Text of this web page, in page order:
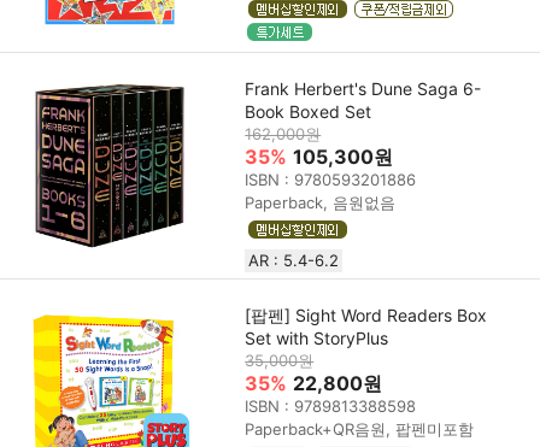
Frank Herbert's Dune Saga 6-
Book Boxed Set
162,000원
35% 105,300원
ISBN : 9780593201886
Paperback, 음원없음
AR : 5.4-6.2
[팝펜] Sight Word Readers Box
Set with StoryPlus
35,000원
35% 22,800원
ISBN : 9789813388598
Paperback+QR음원, 팝펜미포함